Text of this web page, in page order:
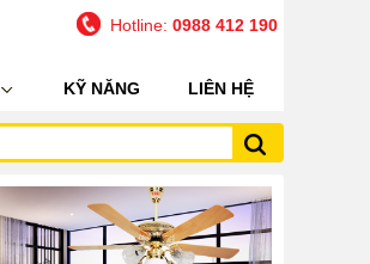
Hotline: 0988 412 190
KỸ NĂNG LIÊN HỆ